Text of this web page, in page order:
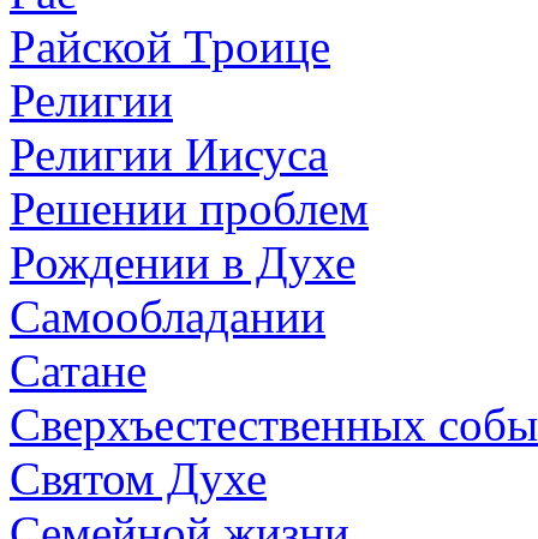
Райской Троице
Религии
Религии Иисуса
Решении проблем
Рождении в Духе
Самообладании
Сатане
Сверхъестественных
Святом Духе